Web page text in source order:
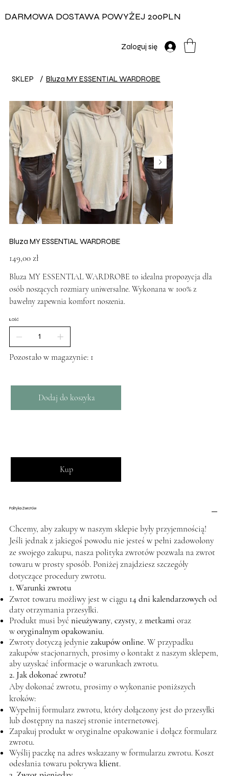
DARMOWA DOSTAWA POWYŻEJ 200PLN
Zaloguj się
SKLEP / Bluza MY ESSENTIAL WARDROBE
Bluza MY ESSENTIAL WARDROBE
149,00 zł
Bluza MY ESSENTIAL WARDROBE to idealna propozycja dla
osób noszących rozmiary uniwersalne. Wykonana w 100% z
bawełny zapewnia komfort noszenia.
ILOŚĆ
Pozostało w magazynie: 1
Dodaj do koszyka
Kup
Polityka Zwrotów
Chcemy, aby zakupy w naszym sklepie były przyjemnością!
Jeśli jednak z jakiegoś powodu nie jesteś w pełni zadowolony
ze swojego zakupu, nasza polityka zwrotów pozwala na zwrot
towaru w prosty sposób. Poniżej znajdziesz szczegóły
dotyczące procedury zwrotu.
1. Warunki zwrotu
Zwrot towaru możliwy jest w ciągu 14 dni kalendarzowych od
daty otrzymania przesyłki.
Produkt musi być nieużywany, czysty, zmetkami oraz
woryginalnym opakowaniu.
Zwroty dotyczą jedynie zakupów online. W przypadku
zakupów stacjonarnych, prosimy o kontakt z naszym sklepem,
aby uzyskać informacje o warunkach zwrotu.
2. Jak dokonać zwrotu?
Aby dokonać zwrotu, prosimy o wykonanie poniższych
kroków:
Wypełnij formularz zwrotu, który dołączony jest do przesyłki
lub dostępny na naszej stronie internetowej.
Zapakuj produkt w oryginalne opakowanie i dołącz formularz
zwrotu.
Wyślij paczkę na adres wskazany w formularzu zwrotu. Koszt
odesłania towaru pokrywaklient.